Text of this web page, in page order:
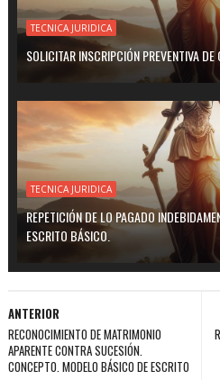
TECNICA JURIDICA
SOLICITAR INSCRIPCIÓN PREVENTIVA DE
TECNICA JURIDICA
REPETICIÓN DE LO PAGADO
ESCRITO BÁSICO.
ANTERIOR
RECONOCIMIENTO DE MATRIMONIO
APARENTE CONTRA SUCESIÓN.
CONCEPTO. MODELO BÁSICO DE ESCRITO